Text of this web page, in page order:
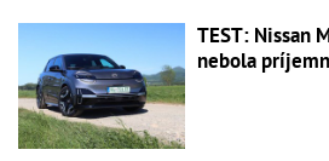
TEST: Nissan
nebola